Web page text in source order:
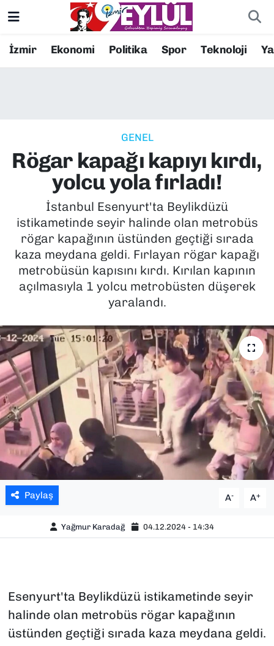
İzmir Ekonomi Politika Spor Teknoloji
GENEL
Rögar kapağı kapıyı kırdı,
yolcu yola fırladı!
İstanbul Esenyurt'ta Beylikdüzü
istikametinde seyir halinde olan metrobüs
rögar kapağının üstünden geçtiği sırada
kaza meydana geldi. Fırlayan rögar kapağı
metrobüsün kapısını kırdı. Kırılan kapının
açılmasıyla 1 yolcu metrobüsten düşerek
yaralandı.
Paylaş A- A+
Yağmur Karadağ 04.12.2024 - 14:34
Esenyurt'ta Beylikdüzü istikametinde seyir
halinde olan metrobüs rögar kapağının
üstünden geçtiği sırada kaza meydana geldi.
Resmi İlanlar
EKONOMİ
KÜLTÜR SANAT
MAGAZİN
POLİTİKA
SAĞLIK
SPOR
TEKNOLOJİ
YAŞAM
YEREL YÖNETİMLER
Konak Nöbetçi Eczaneler
Süper Lig Puan Durumu ve Fikstür
Tüm Manşetler
Son Dakika Haberleri
Haber Arşivi